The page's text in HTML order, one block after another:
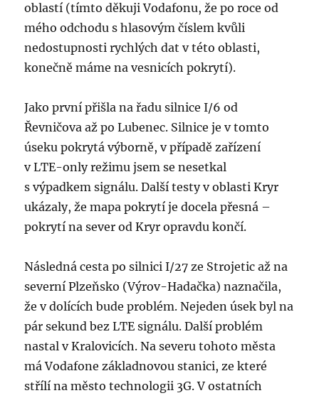
oblastí (tímto děkuji Vodafonu, že po roce od
mého odchodu s hlasovým číslem kvůli
nedostupnosti rychlých dat v této oblasti,
konečně máme na vesnicích pokrytí).
Jako první přišla na řadu silnice I/6 od
Řevničova až po Lubenec. Silnice je v tomto
úseku pokrytá výborně, v případě zařízení
v LTE-only režimu jsem se nesetkal
s výpadkem signálu. Další testy v oblasti Kryr
ukázaly, že mapa pokrytí je docela přesná –
pokrytí na sever od Kryr opravdu končí.
Následná cesta po silnici I/27 ze Strojetic až na
severní Plzeňsko (Výrov-Hadačka) naznačila,
že v dolících bude problém. Nejeden úsek byl na
pár sekund bez LTE signálu. Další problém
nastal v Kralovicích. Na severu tohoto města
má Vodafone základnovou stanici, ze které
střílí na město technologii 3G. V ostatních